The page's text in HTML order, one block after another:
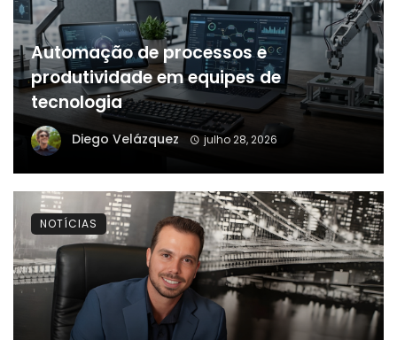
Automação de processos e
produtividade em equipes de
tecnologia
Diego Velázquez julho 28, 2026
NOTÍCIAS